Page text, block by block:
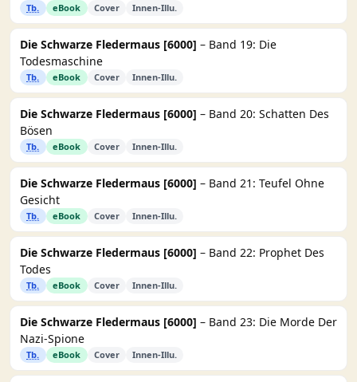
Tb. eBook Cover Innen-Illu.
Die Schwarze Fledermaus [6000] – Band 19: Die
Todesmaschine
Tb. eBook Cover Innen-Illu.
Die Schwarze Fledermaus [6000] – Band 20: Schatten Des
Bösen
Tb. eBook Cover Innen-Illu.
Die Schwarze Fledermaus [6000] – Band 21: Teufel Ohne
Gesicht
Tb. eBook Cover Innen-Illu.
Die Schwarze Fledermaus [6000] – Band 22: Prophet Des
Todes
Tb. eBook Cover Innen-Illu.
Die Schwarze Fledermaus [6000] – Band 23: Die Morde Der
Nazi-Spione
Tb. eBook Cover Innen-Illu.